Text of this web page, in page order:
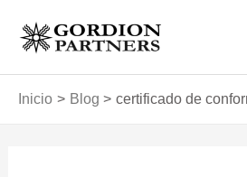
contenido
Inicio Blog certificado de